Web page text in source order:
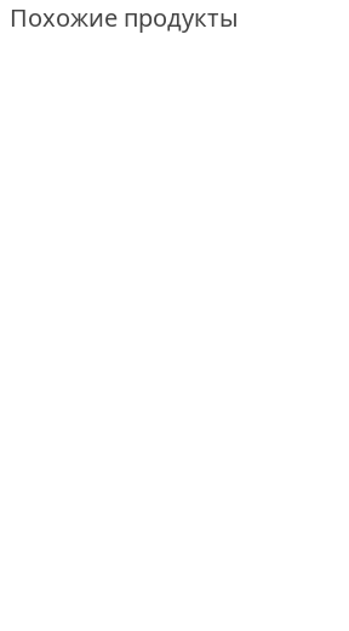
Похожие продукты